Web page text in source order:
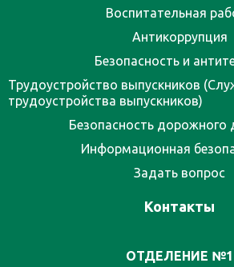
Воспитательная
Антикоррупция
Безопасность и
Трудоустройство выпускников
трудоустройства выпускников)
Безопасность дорожного
Информационная
Задать вопрос
Контакты
ОТДЕЛЕНИЕ №1